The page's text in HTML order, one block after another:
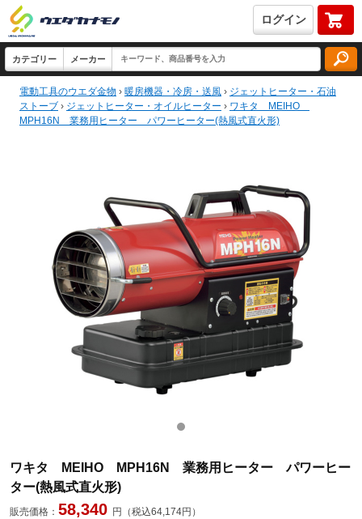
ログイン
電動工具のウエダ金物 › 暖房機器・冷房・送風 › ジェットヒーター・石油
ストーブ › ジェットヒーター・オイルヒーター › ワキタ MEIHO
MPH16N 業務用ヒーター パワーヒーター(熱風式直火形)
ワキタ MEIHO MPH16N 業務用ヒーター パワーヒー
ター(熱風式直火形)
販売価格： 58,340 円（税込64,174円）